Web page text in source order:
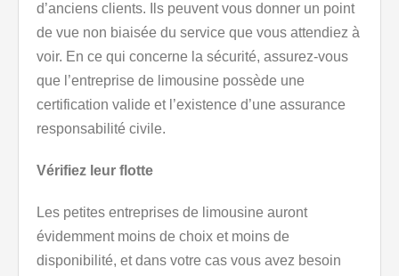
d’anciens clients. Ils peuvent vous donner un point
de vue non biaisée du service que vous attendiez à
voir. En ce qui concerne la sécurité, assurez-vous
que l’entreprise de limousine possède une
certification valide et l’existence d’une assurance
responsabilité civile.
Vérifiez leur flotte
Les petites entreprises de limousine auront
évidemment moins de choix et moins de
disponibilité, et dans votre cas vous avez besoin